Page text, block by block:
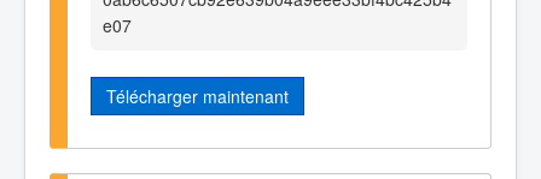
e07
Télécharger maintenant